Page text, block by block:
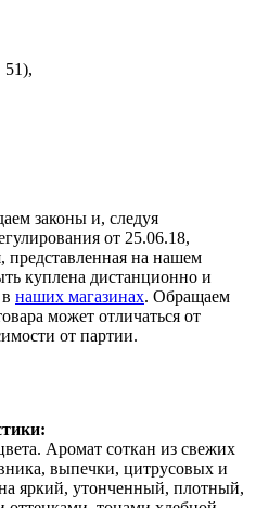
законы и, следуя
от 25.06.18,
на нашем
куплена дистанционно и
наших магазинах. Обращаем
может отличаться от
от партии.
Аромат соткан из свежих
выпечки, цитрусовых и
яркий, утонченный, плотный,